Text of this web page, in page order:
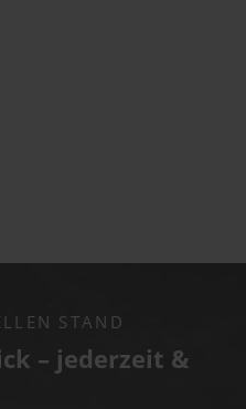
STAND
– jederzeit &